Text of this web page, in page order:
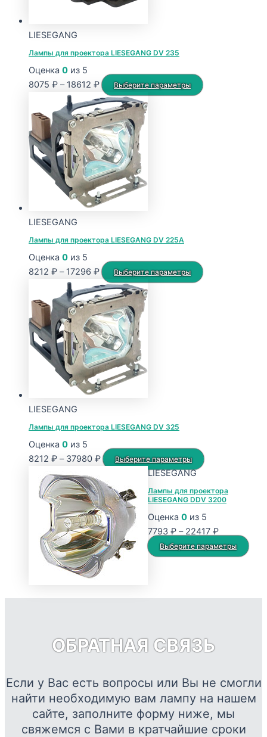
LIESEGANG
Лампы для проектора LIESEGANG DV 235
Оценка 0 из 5
8075 ₽ – 18612 ₽Диапазон
цен:
8075 ₽
–
18612 ₽
Выберите параметры
Этот
LIESEGANG
Лампы для проектора LIESEGANG DV 225A
Оценка 0 из 5
8212 ₽ – 17296 ₽Диапазон
цен:
8212 ₽
–
17296 ₽
Выберите параметры
Этот
LIESEGANG
Лампы для проектора LIESEGANG DV 325
Оценка 0 из 5
8212 ₽ – 37980 ₽Диапазон
8212 ₽
–
37980 ₽
Выберите параметры
Этот
имеет
несколько
вариаций.
Опции
можно
выбрать
товара.
LIESEGANG
Лампы для проектора
LIESEGANG DDV 3200
Оценка 0 из 5
7793 ₽ – 22417 ₽Диапазон
цен:
7793 ₽
Выберите параметры
ОБРАТНАЯ СВЯЗЬ
Если у Вас есть вопросы или Вы не смогли
найти необходимую вам лампу на нашем
сайте, заполните форму ниже, мы
свяжемся с Вами в кратчайшие сроки